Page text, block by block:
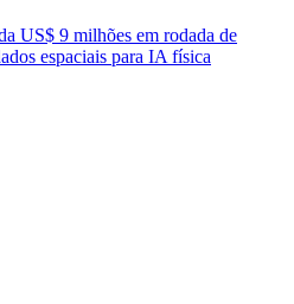
US$ 9 milhões em rodada de
espaciais para IA física